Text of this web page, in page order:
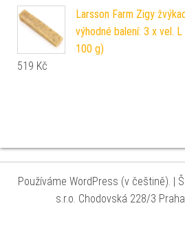
Larsson Farm Zigy
výhodné balení: 3 x vel.
100 g)
519 Kč
Používáme WordPress (v češtině). |
s.r.o. Chodovská 228/3